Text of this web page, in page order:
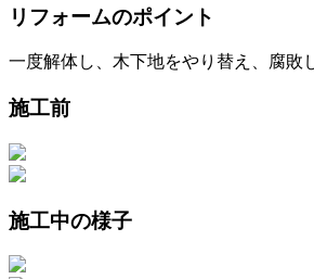
リフォームのポイント
一度解体し、木下地をやり替え、腐敗
施工前
施工中の様子